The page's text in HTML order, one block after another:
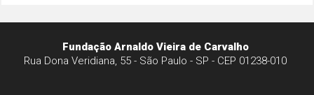
Fundação Arnaldo Vieira de Carvalho
Rua Dona Veridiana, 55 - São Paulo - SP - CEP 01238-010